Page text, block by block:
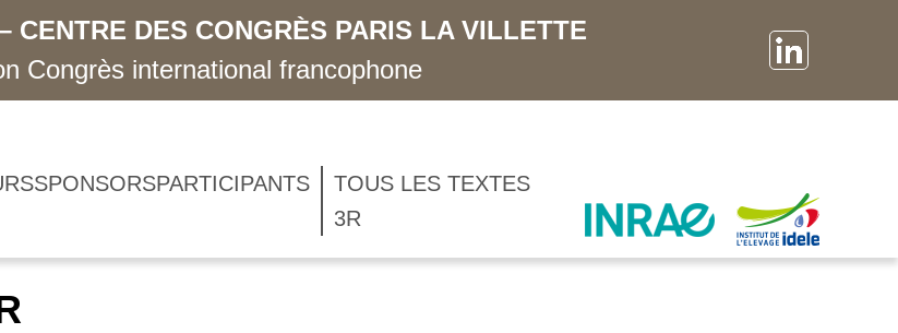
CENTRE DES CONGRÈS PARIS LA VILLETTE
Congrès international francophone
SPONSORSPARTICIPANTS
TOUS LES TEXTES
3R